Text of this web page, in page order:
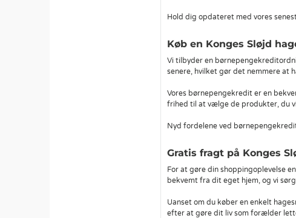
Hold dig opdateret med vores
Køb en Konges Sløjd
Vi tilbyder en
senere, hvilket gør det nemmere at
Vores børnepengekredit er en
frihed til at vælge de produkter, du
Nyd fordelene ved
Gratis fragt på Konges
For at gøre din shoppingoplevelse
bekvemt fra dit eget hjem, og vi
Uanset om du køber en enkelt
efter at gøre dit liv som forælder